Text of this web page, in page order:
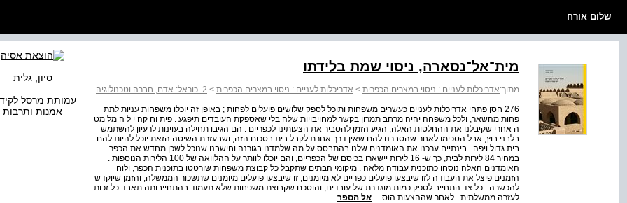
שלום אורח
מית־אל־נסארה, ניסוי שמת בלידתו
מתוך:אדריכלות לעניים : ניסוי במצרים הכפרית > אדריכלות לעניים : ניסוי במצרים הכפרית > 2. כוראל: אדם, חברה וטכנולוגיה
276 חסן פתחי אדריכלות לעניים כעשרים משפחות ותוכל לספק שלושים פועלים לפחות ; באופן זה יוכלו משפחות עניות לתת
פחות מהשאר, ולכל משפחה יהיה מרחב תמרון בקשר למחויבויות שלה בלי שאספקת העובדים תיפגע . פית וח קה י ל ה מל מט
ה אחרי שקיבלנו את ההחלטות האלה, הגיע הזמן להסביר את הצעותינו לכפריים . הם הגיבו תחילה בעוינות לרעיון להשתמש
בלבני בוץ, אבל הסכימו לאחר שהסברנו להם שאין דרך אחרת לקבל בית בסכום הזה, ושבעזרת השיטה הזאת יוכל להיות להם
בית גדול ויפה . בינתיים ערכנו את האומדנים שלנו בהתבסס על מה שלמדנו בגורנה וחישבנו שנוכל לשכן מחדש את הכפר
במחיר 84 לירות לבית, כך ש- 16 לירות יישארו בכיסם של הכפריים, והם יוכלו לוותר על ההלוואה של 100 הלירות הנוספות .
האומדנים האלה נוסחו כתוכנית עבודה מלאה . מיקומי הבתים שתקבל כל קבוצת משפחות שורטטו בתוכנית הכפר, ולוח
הזמנים פיצל את העבודה לזו שיבצעו פועלים כפריים לא מיומנים, זו שיבצעו פועלים מיומנים שתשכור הממשלה, והזמן שיוקדש
להכשרה . כל צד התחייב לספק כמות מוגדרת של עובדים, והוסכם שקבוצת משפחות שלא תעמוד בהתחייבותה תאבד כל זכות
לעזרה ממשלתית . לאחר שההצעות הוס... אל הספר
סיון, גלית
עמותת מרסל
אמנות ותרבות